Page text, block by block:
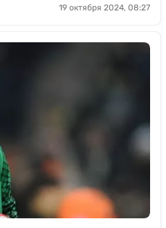
19 октября 2024, 08:27